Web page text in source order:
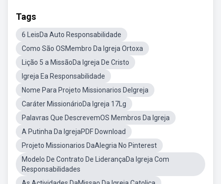
Tags
6 LeisDa Auto Responsabilidade
Como São OSMembro Da Igreja Ortoxa
Lição 5 a MissãoDa Igreja De Cristo
Igreja Ea Responsabilidade
Nome Para Projeto Missionarios DeIgreja
Caráter MissionárioDa Igreja 17Lg
Palavras Que DescrevemOS Membros Da Igreja
A Putinha Da IgrejaPDF Download
Projeto Missionarios DaAlegria No Pinterest
Modelo De Contrato De LiderançaDa Igreja Com
Responsabilidades